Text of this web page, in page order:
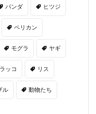
パンダ ヒツジ
ペリカン
モグラ ヤギ
ラッコ リス
ル 動物たち